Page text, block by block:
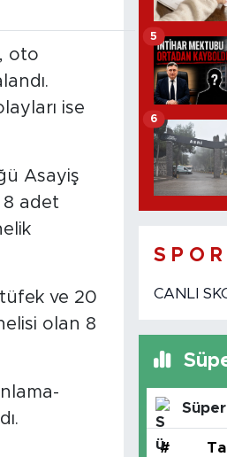
oto
ise
Asayiş
8 adet
ve 20
olan 8
5
6
S P O R
CANLI
#